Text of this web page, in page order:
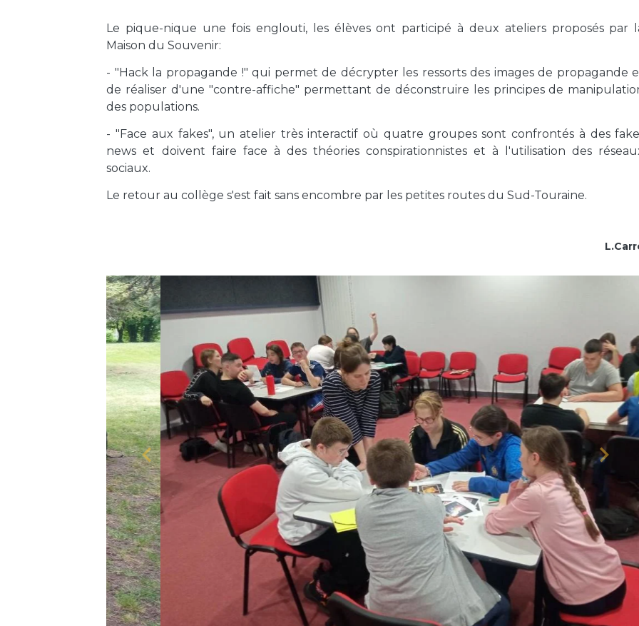
- "Hack la propagande !" qui permet de décrypter les ressorts des images de propagande
de réaliser d'une "contre-affiche" permettant de déconstruire les principes de
- "Face aux fakes", un atelier très interactif où quatre groupes sont confrontés à des
news et doivent faire face à des théories conspirationnistes et à l'utilisation des
Le retour au collège s'est fait sans encombre par les petites routes du Sud-Touraine.